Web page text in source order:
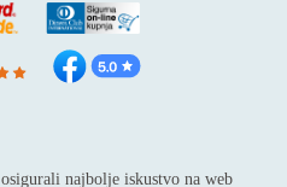
najbolje iskustvo na web
© 2026
Alago